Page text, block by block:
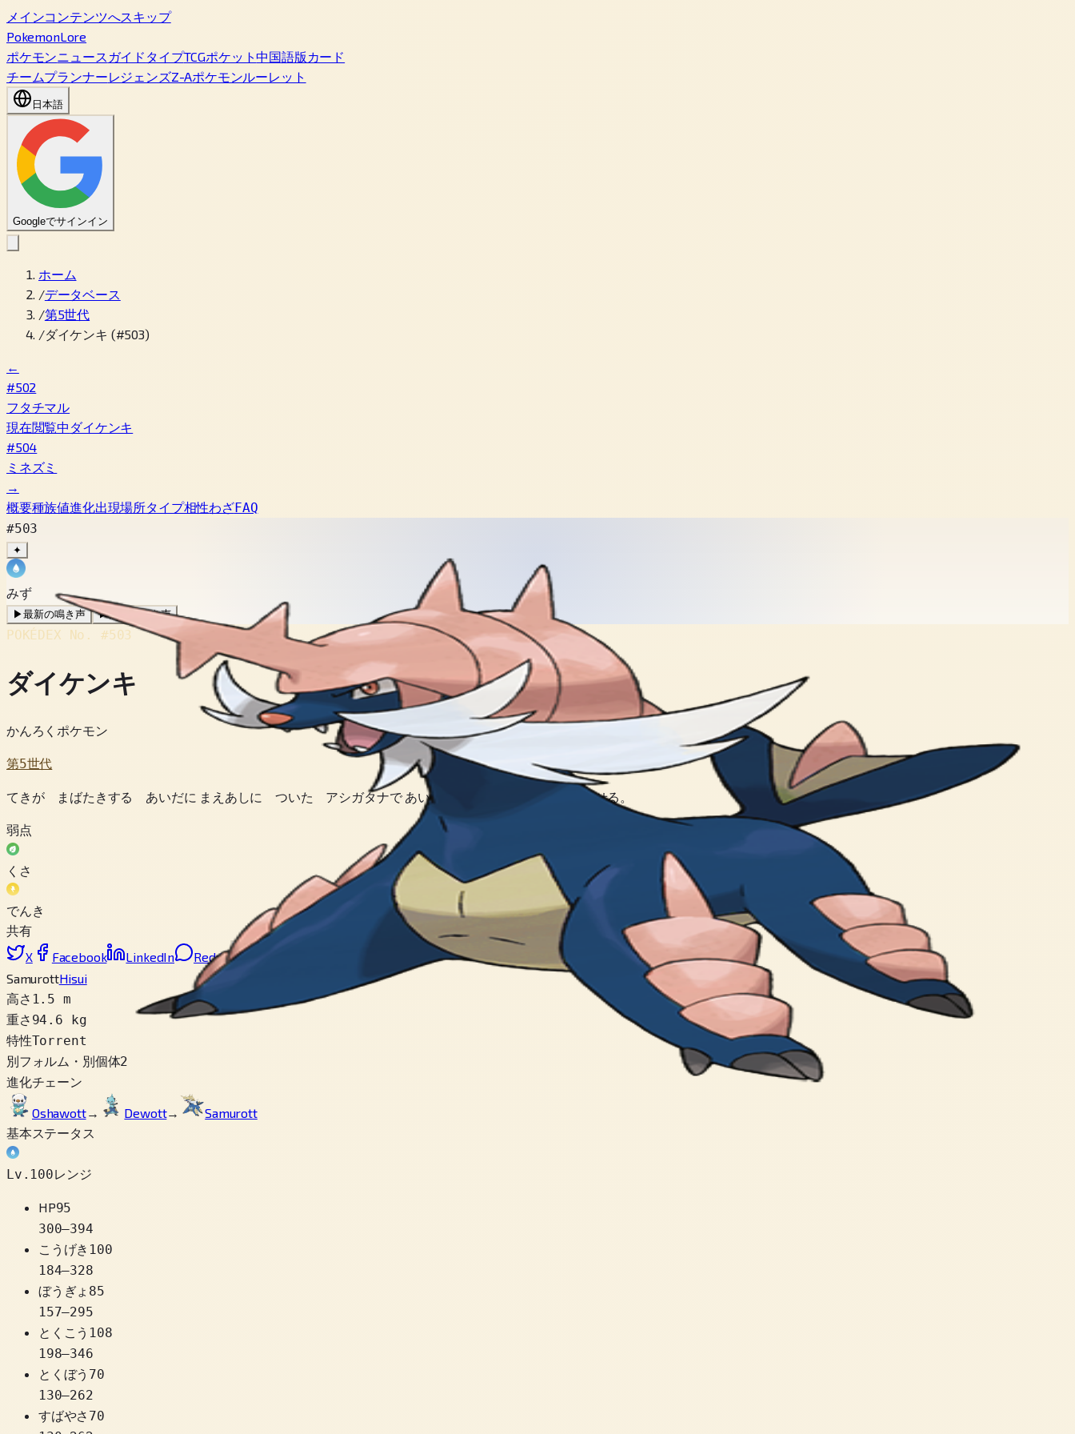
メインコンテンツへスキップ
PokemonLore
ポケモンニュース ガイド タイプTCGポケット中国語版カード
チームプランナーレジェンズZ-Aポケモンルーレット
日本語
Googleでサインイン
ホーム
/データベース
/第5世代
/ダイケンキ (#503)
←
#502
フタチマル
現在閲覧中 ダイケンキ
#504
ミネズミ
→
概要種族値進化出現場所タイプ相性わざFAQ
#503
✦
みず
▶最新の鳴き声 ▶旧作の鳴き声
POKÉDEX No. #503
ダイケンキ
かんろくポケモン
第5世代
てきが まばたきする あいだに まえあしに ついた アシガタナで あいてを きりつけ もとにもどせる。
弱点
くさ
でんき
共有
X
Facebook LinkedIn Reddit
SamurottHisui
高さ 1.5 m
重さ 94.6 kg
特性Torrent
別フォルム・別個体2
進化チェーン
Oshawott→ Dewott→
Samurott
基本ステータス
Lv.100レンジ
HP95
300–394
こうげき 100
184–328
ぼうぎょ 85
157–295
とくこう 108
198–346
とくぼう 70
130–262
すばやさ 70